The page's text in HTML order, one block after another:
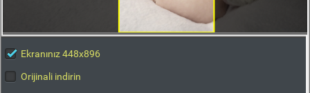
Ekranınız 448x896
Orijinali indirin